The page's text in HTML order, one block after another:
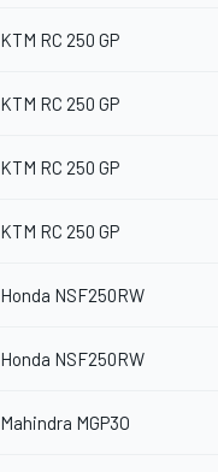
KTM RC 250 GP
KTM RC 250 GP
KTM RC 250 GP
KTM RC 250 GP
Honda NSF250RW
Honda NSF250RW
Mahindra MGP3O